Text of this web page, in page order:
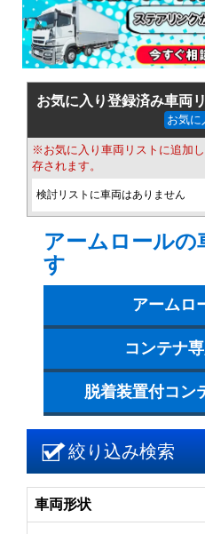
お気に入り登録済み車両
お気に
※お気に入り車両リストに追加
存されます。
検討リストに車両はありません
アームロールの
す
アームロ
コンテナ
脱着装置付コン
絞り込み検索
車両形状